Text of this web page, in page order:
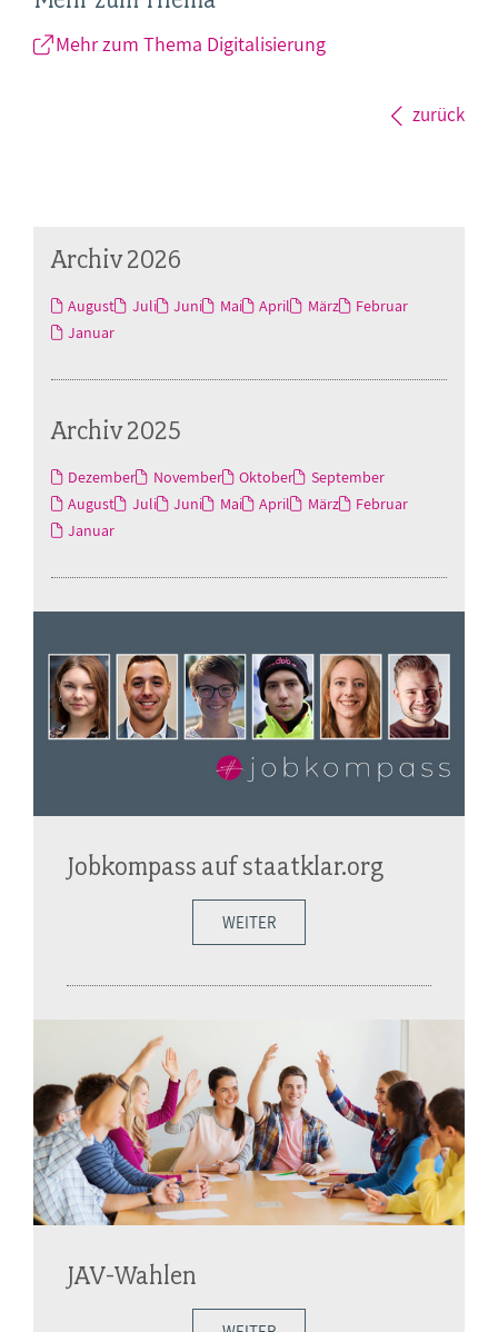
Mehr zum Thema Digitalisierung
zurück
Archiv 2026
August Juli Juni Mai April März
Februar
Januar
Archiv 2025
Dezember November Oktober
September
August
Juli Juni Mai April März
Februar
Januar
Jobkompass auf staatklar.org
WEITER
JAV-Wahlen